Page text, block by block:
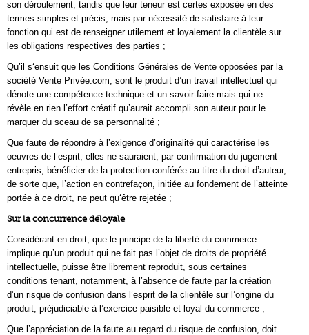
son déroulement, tandis que leur teneur est certes exposée en des
termes simples et précis, mais par nécessité de satisfaire à leur
fonction qui est de renseigner utilement et loyalement la clientèle sur
les obligations respectives des parties ;
Qu’il s‘ensuit que les Conditions Générales de Vente opposées par la
société Vente Privée.com, sont le produit d’un travail intellectuel qui
dénote une compétence technique et un savoir-faire mais qui ne
révèle en rien l’effort créatif qu’aurait accompli son auteur pour le
marquer du sceau de sa personnalité ;
Que faute de répondre à l’exigence d’originalité qui caractérise les
oeuvres de l’esprit, elles ne sauraient, par confirmation du jugement
entrepris, bénéficier de la protection conférée au titre du droit d’auteur,
de sorte que, l’action en contrefaçon, initiée au fondement de l’atteinte
portée à ce droit, ne peut qu‘être rejetée ;
Sur la concurrence déloyale
Considérant en droit, que le principe de la liberté du commerce
implique qu’un produit qui ne fait pas l’objet de droits de propriété
intellectuelle, puisse être librement reproduit, sous certaines
conditions tenant, notamment, à l’absence de faute par la création
d’un risque de confusion dans l’esprit de la clientèle sur l’origine du
produit, préjudiciable à l’exercice paisible et loyal du commerce ;
Que l’appréciation de la faute au regard du risque de confusion, doit